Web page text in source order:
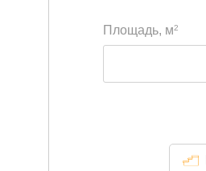
Площадь, м2